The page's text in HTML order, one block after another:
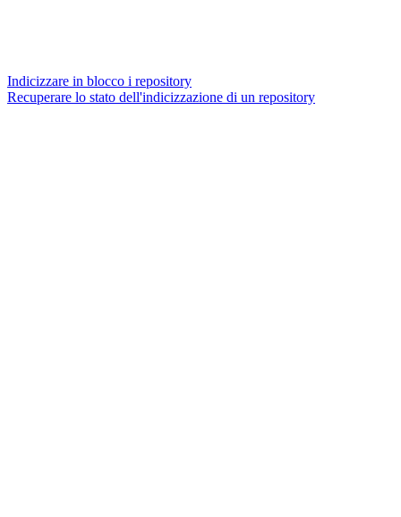
Indicizzare in blocco i repository
Recuperare lo stato dell'indicizzazione di un repository